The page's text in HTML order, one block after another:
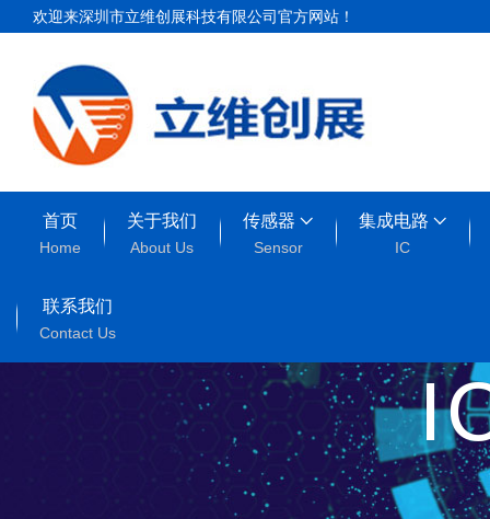
欢迎来深圳市立维创展科技有限公司官方网站！
首页
Home
关于我们
About Us
传感器
Sensor
集成电路
IC
联系我们
Contact Us